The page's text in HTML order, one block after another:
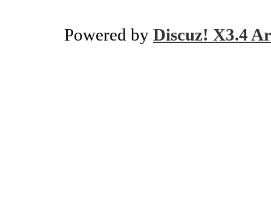
Powered by Discuz! X3.4